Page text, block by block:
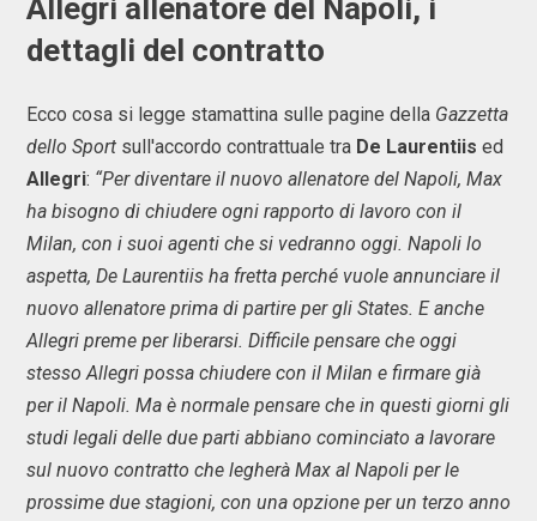
Allegri allenatore del Napoli, i
dettagli del contratto
Ecco cosa si legge stamattina sulle pagine della Gazzetta
dello Sport sull'accordo contrattuale tra De Laurentiis ed
Allegri: “Per diventare il nuovo allenatore del Napoli, Max
ha bisogno di chiudere ogni rapporto di lavoro con il
Milan, con i suoi agenti che si vedranno oggi. Napoli lo
aspetta, De Laurentiis ha fretta perché vuole annunciare il
nuovo allenatore prima di partire per gli States. E anche
Allegri preme per liberarsi. Difficile pensare che oggi
stesso Allegri possa chiudere con il Milan e firmare già
per il Napoli. Ma è normale pensare che in questi giorni gli
studi legali delle due parti abbiano cominciato a lavorare
sul nuovo contratto che legherà Max al Napoli per le
prossime due stagioni, con una opzione per un terzo anno